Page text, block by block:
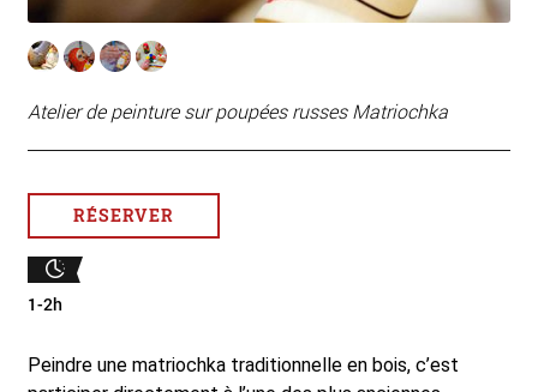
Atelier de peinture sur poupées russes Matriochka
RÉSERVER
1-2h
Peindre une matriochka traditionnelle en bois, c’est